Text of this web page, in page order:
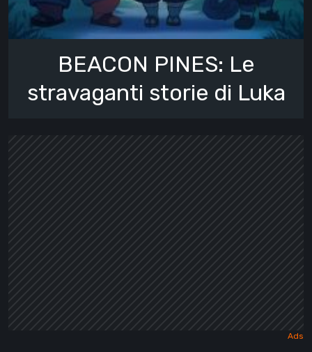
BEACON PINES: Le
stravaganti storie di Luka